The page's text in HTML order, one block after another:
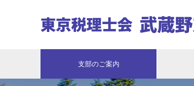
支部のご案内